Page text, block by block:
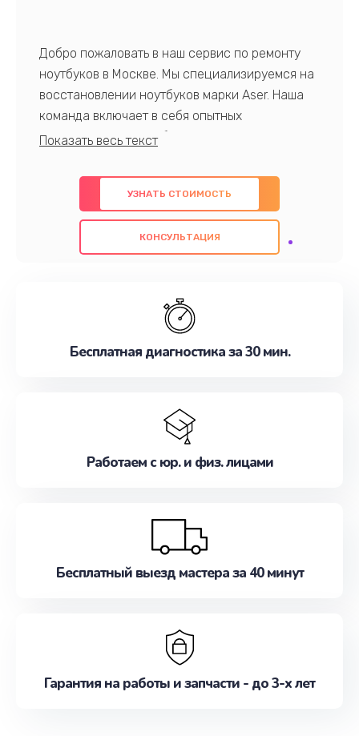
Добро пожаловать в наш сервис по ремонту
ноутбуков в Москве. Мы специализируемся на
восстановлении ноутбуков марки Aser. Наша
команда включает в себя опытных
профессионалов с обширными знаниями и
предлагаем быстрый и качественный ремонт с
использованием оригинальных компонентов, а
также гарантируем качество всех
проведенных работ. Наша цель - предоставить
наилучшим образом. Не медлите записаться на
УЗНАТЬ СТОИМОСТЬ
КОНСУЛЬТАЦИЯ
Бесплатная диагностика за 30 мин.
Работаем с юр. и физ. лицами
Бесплатный выезд мастера за 40 минут
Гарантия на работы и запчасти - до 3-х лет